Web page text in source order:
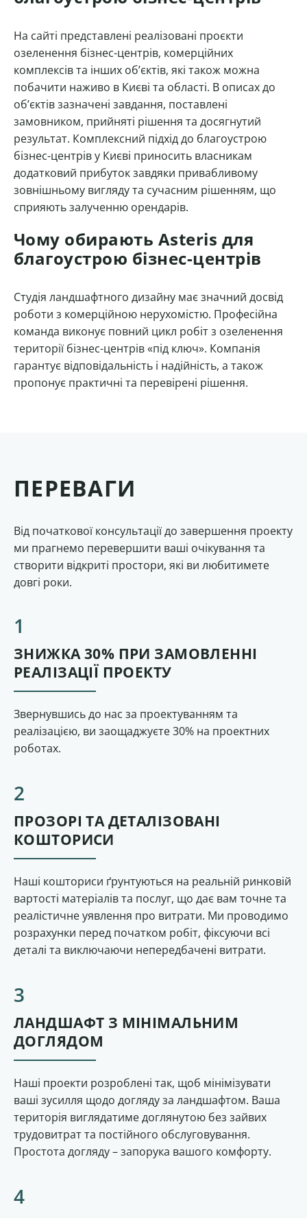
На сайті представлені реалізовані проєкти
озеленення бізнес-центрів, комерційних
комплексів та інших об’єктів, які також можна
побачити наживо в Києві та області. В описах до
об’єктів зазначені завдання, поставлені
замовником, прийняті рішення та досягнутий
результат. Комплексний підхід до благоустрою
бізнес-центрів у Києві приносить власникам
додатковий прибуток завдяки привабливому
зовнішньому вигляду та сучасним рішенням, що
сприяють залученню орендарів.
Чому обирають Asteris для
благоустрою бізнес-центрів
Студія ландшафтного дизайну має значний досвід
роботи з комерційною нерухомістю. Професійна
команда виконує повний цикл робіт з озеленення
території бізнес-центрів «під ключ». Компанія
гарантує відповідальність і надійність, а також
пропонує практичні та перевірені рішення.
ПЕРЕВАГИ
Від початкової консультації до завершення проекту
ми прагнемо перевершити ваші очікування та
створити відкриті простори, які ви любитимете
довгі роки.
ЗНИЖКА 30% ПРИ ЗАМОВЛЕННІ
РЕАЛІЗАЦІЇ ПРОЕКТУ
Звернувшись до нас за проектуванням та
реалізацією, ви заощаджуєте 30% на проектних
роботах.
ПРОЗОРІ ТА ДЕТАЛІЗОВАНІ
КОШТОРИСИ
Наші кошториси ґрунтуються на реальній ринковій
вартості матеріалів та послуг, що дає вам точне та
реалістичне уявлення про витрати. Ми проводимо
розрахунки перед початком робіт, фіксуючи всі
деталі та виключаючи непередбачені витрати.
ЛАНДШАФТ З МІНІМАЛЬНИМ
ДОГЛЯДОМ
Наші проекти розроблені так, щоб мінімізувати
ваші зусилля щодо догляду за ландшафтом. Ваша
територія виглядатиме доглянутою без зайвих
трудовитрат та постійного обслуговування.
Простота догляду – запорука вашого комфорту.